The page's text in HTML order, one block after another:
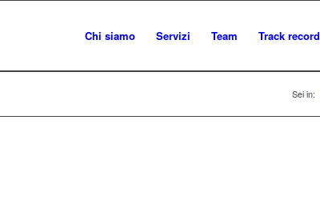
Chi siamo Servizi Team Track record
Sei in: